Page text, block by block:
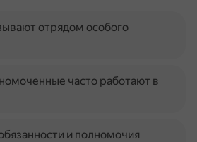
отрядом особого
часто работают в
и полномочия